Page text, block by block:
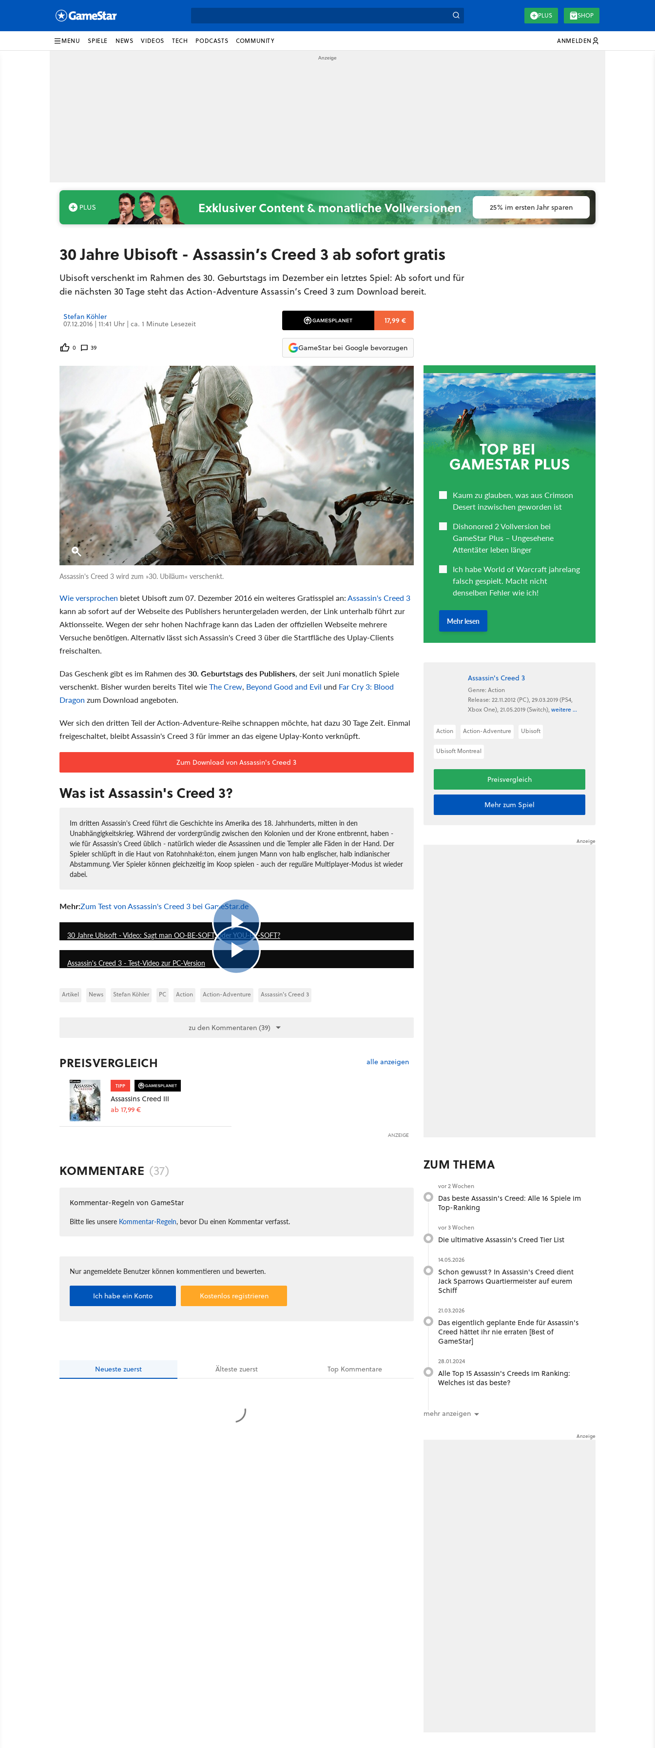
PLUS SHOP
MENU SPIELE NEWS VIDEOS TECH PODCASTS COMMUNITY ANMELDEN
Exklusiver Content & monatliche Vollversionen 25% im ersten Jahr sparen
30 Jahre Ubisoft - Assassin’s Creed 3 ab sofort gratis
Ubisoft verschenkt im Rahmen des 30. Geburtstags im Dezember ein letztes Spiel: Ab sofort und für
die nächsten 30 Tage steht das Action-Adventure Assassin’s Creed 3 zum Download bereit.
Stefan Köhler
07.12.2016 | 11:41 Uhr | ca. 1 Minute Lesezeit
0 39
17,99 €
GameStar bei Google bevorzugen
Assassin's Creed 3 wird zum »30. Ubiläum« verschenkt.
Wie versprochen bietet Ubisoft zum 07. Dezember 2016 ein weiteres Gratisspiel an:Assassin's Creed 3
kann ab sofort auf der Webseite des Publishers heruntergeladen werden, der Link unterhalb führt zur
Aktionsseite. Wegen der sehr hohen Nachfrage kann das Laden der offiziellen Webseite mehrere
Versuche benötigen. Alternativ lässt sich Assassin's Creed 3 über die Startfläche des Uplay-Clients
freischalten.
Das Geschenk gibt es im Rahmen des30. Geburtstags des Publishers, der seit Juni monatlich Spiele
verschenkt. Bisher wurden bereits Titel wieThe Crew, Beyond Good and Evil und Far Cry 3: Blood
Dragon zum Download angeboten.
Wer sich den dritten Teil der Action-Adventure-Reihe schnappen möchte, hat dazu 30 Tage Zeit. Einmal
freigeschaltet, bleibt Assassin's Creed 3 für immer an das eigene Uplay-Konto verknüpft.
Zum Download von Assassin's Creed 3
Was ist Assassin's Creed 3?
Im dritten Assassin's Creed führt die Geschichte ins Amerika des 18. Jahrhunderts, mitten in den
Unabhängigkeitskrieg. Während der vordergründig zwischen den Kolonien und der Krone entbrennt, haben -
wie für Assassin's Creed üblich - natürlich wieder die Assassinen und die Templer alle Fäden in der Hand. Der
Spieler schlüpft in die Haut von Ratohnhaké:ton, einem jungen Mann von halb englischer, halb indianischer
Abstammung. Vier Spieler können gleichzeitig im Koop spielen - auch der reguläre Multiplayer-Modus ist wieder
dabei.
Mehr:Zum Test von Assassin's Creed 3 bei GameStar.de
30 Jahre Ubisoft - Video: Sagt man OO-BE-SOFT, oder YOU-BE-SOFT?
10:23
Assassin's Creed 3 - Test-Video zur PC-Version
Artikel News Stefan Köhler PC Action Action-Adventure Assassin's Creed 3
zu den Kommentaren (39)
PREISVERGLEICH alle anzeigen
TIPP
Assassins Creed III
ab 17,99 €
ANZEIGE
KOMMENTARE (37)
Kommentar-Regeln von GameStar
Bitte lies unsere Kommentar-Regeln, bevor Du einen Kommentar verfasst.
Nur angemeldete Benutzer können kommentieren und bewerten.
Ich habe ein Konto Kostenlos registrieren
Neueste zuerst Ältestezuerst Top Kommentare
Assassin's Creed 3
Genre: Action
Release: 22.11.2012 (PC), 29.03.2019 (PS4,
Xbox One), 21.05.2019 (Switch), weitere ...
Action Action-Adventure Ubisoft
Ubisoft Montreal
Preisvergleich
Mehr zum Spiel
ZUM THEMA
vor 2 Wochen
Das beste Assassin's Creed: Alle 16 Spiele im
Top-Ranking
vor 3 Wochen
Die ultimative Assassin's Creed Tier List
14.05.2026
Schon gewusst? In Assassin's Creed dient
Jack Sparrows Quartiermeister auf eurem
Schiff
21.03.2026
Das eigentlich geplante Ende für Assassin's
Creed hättet ihr nie erraten [Best of
GameStar]
28.01.2024
Alle Top 15 Assassin's Creeds im Ranking:
Welches ist das beste?
mehr anzeigen